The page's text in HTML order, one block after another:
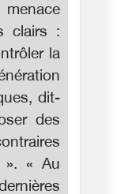
clairs :
la
dit-
des
». « Au